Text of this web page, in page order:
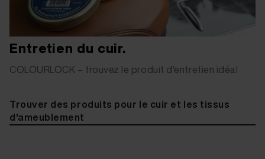
Entretien du cuir.
COLOURLOCK – trouvez le produit d'entretien idéal
Trouver des produits pour le cuir et les tissus
d'ameublement